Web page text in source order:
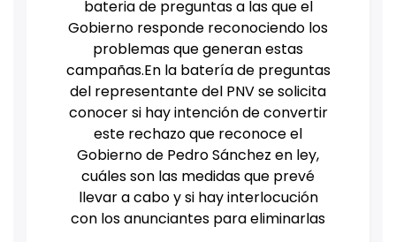
bateria de preguntas a las que el
Gobierno responde reconociendo los
problemas que generan estas
campañas.En la batería de preguntas
del representante del PNV se solicita
conocer si hay intención de convertir
este rechazo que reconoce el
Gobierno de Pedro Sánchez en ley,
cuáles son las medidas que prevé
llevar a cabo y si hay interlocución
con los anunciantes para eliminarlas